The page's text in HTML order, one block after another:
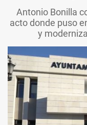
Antonio Bonilla
acto donde puso
y